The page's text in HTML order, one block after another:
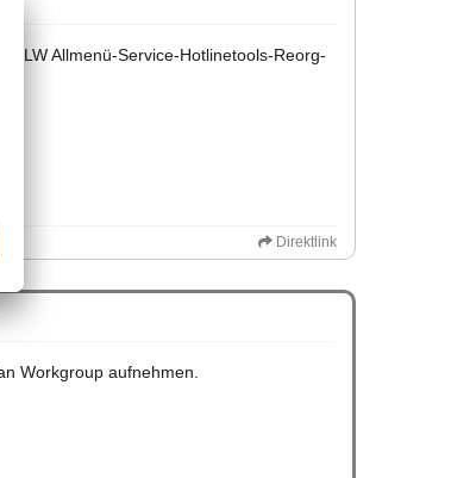
LW Allmenü-Service-Hotlinetools-Reorg-
Direktlink
Workgroup aufnehmen.